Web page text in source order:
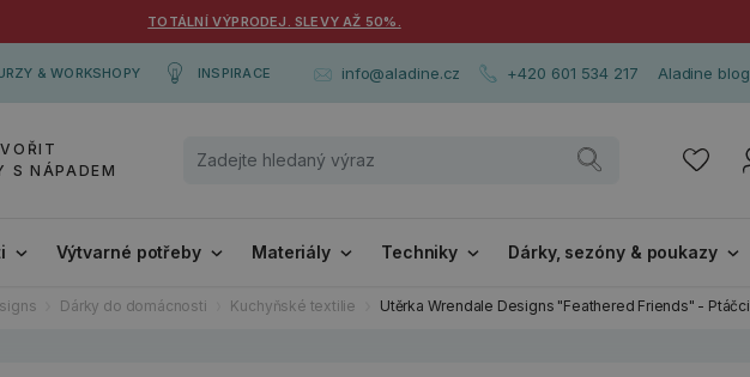
TOTÁLNÍ VÝPRODEJ. SLEVY AŽ 50%.
& WORKSHOPY INSPIRACE info@aladine.cz +420 601 534 217 Aladine blog
S NÁPADEM
Výtvarné potřeby Materiály Techniky Dárky, sezóny & poukazy
Dárky do domácnosti Kuchyňské textilie Utěrka Wrendale Designs "Feathered Friends" - Ptáčci